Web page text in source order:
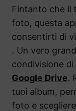
Fintanto che il
foto, questa
consentirti di
. Un vero
condivisione
Google Drive.
tuoi album,
foto e